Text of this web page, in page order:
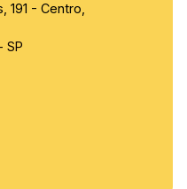
191 - Centro,
SP